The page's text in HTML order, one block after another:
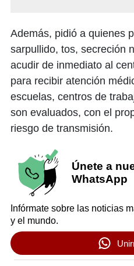
Además, pidió a quienes
sarpullido, tos, secreción
acudir de inmediato al
para recibir atención
escuelas, centros de
son evaluados, con el
riesgo de transmisión.
Únete a
WhatsApp
Infórmate sobre las noticias
y el mundo.